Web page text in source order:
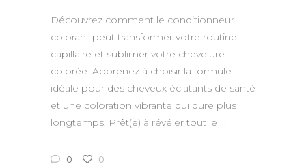
Découvrez comment le conditionneur
colorant peut transformer votre routine
capillaire et sublimer votre chevelure
colorée. Apprenez à choisir la formule
idéale pour des cheveux éclatants de santé
et une coloration vibrante qui dure plus
longtemps. Prêt(e) à révéler tout le
0 0